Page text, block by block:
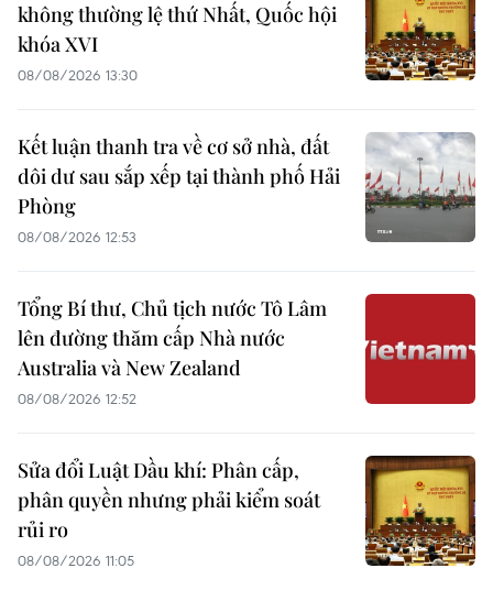
không thường lệ thứ Nhất, Quốc hội
khóa XVI
08/08/2026 13:30
Kết luận thanh tra về cơ sở nhà, đất
dôi dư sau sắp xếp tại thành phố Hải
Phòng
08/08/2026 12:53
Tổng Bí thư, Chủ tịch nước Tô Lâm
lên đường thăm cấp Nhà nước
Australia và New Zealand
08/08/2026 12:52
Sửa đổi Luật Dầu khí: Phân cấp,
phân quyền nhưng phải kiểm soát
rủi ro
08/08/2026 11:05